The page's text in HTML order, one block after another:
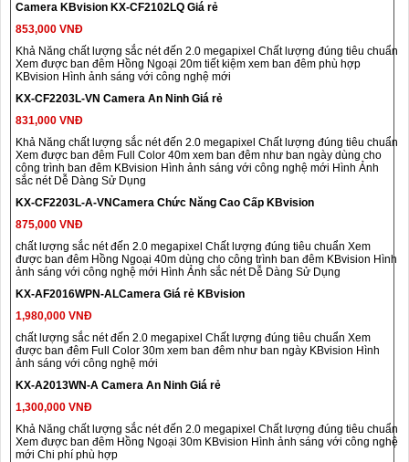
Camera KBvision KX-CF2102LQ Giá rẻ
853,000 VNĐ
Khả Năng chất lượng sắc nét đến 2.0 megapixel Chất lượng đúng tiêu chuẩn
Xem được ban đêm Hồng Ngoại 20m tiết kiệm xem ban đêm phù hợp
KBvision Hình ảnh sáng với công nghệ mới
KX-CF2203L-VN Camera An Ninh Giá rẻ
831,000 VNĐ
Khả Năng chất lượng sắc nét đến 2.0 megapixel Chất lượng đúng tiêu chuẩn
Xem được ban đêm Full Color 40m xem ban đêm như ban ngày dùng cho
công trình ban đêm KBvision Hình ảnh sáng với công nghệ mới Hình Ảnh
sắc nét Dễ Dàng Sử Dụng
KX-CF2203L-A-VNCamera Chức Năng Cao Cấp KBvision
875,000 VNĐ
chất lượng sắc nét đến 2.0 megapixel Chất lượng đúng tiêu chuẩn Xem
được ban đêm Hồng Ngoại 40m dùng cho công trình ban đêm KBvision Hình
ảnh sáng với công nghệ mới Hình Ảnh sắc nét Dễ Dàng Sử Dụng
KX-AF2016WPN-ALCamera Giá rẻ KBvision
1,980,000 VNĐ
chất lượng sắc nét đến 2.0 megapixel Chất lượng đúng tiêu chuẩn Xem
được ban đêm Full Color 30m xem ban đêm như ban ngày KBvision Hình
ảnh sáng với công nghệ mới
KX-A2013WN-A Camera An Ninh Giá rẻ
1,300,000 VNĐ
Khả Năng chất lượng sắc nét đến 2.0 megapixel Chất lượng đúng tiêu chuẩn
Xem được ban đêm Hồng Ngoại 30m KBvision Hình ảnh sáng với công nghệ
mới Chi phí phù hợp